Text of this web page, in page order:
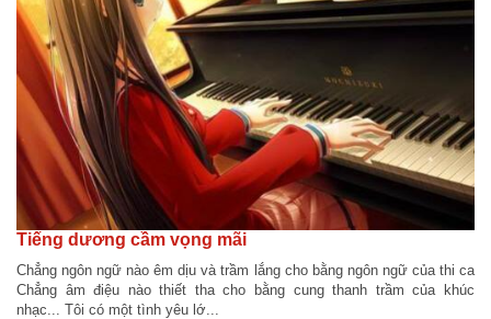
Tiếng dương cầm vọng mãi
Chẳng ngôn ngữ nào êm dịu và trầm lắng cho bằng ngôn ngữ của thi ca
Chẳng âm điệu nào thiết tha cho bằng cung thanh trầm của khúc
nhạc... Tôi có một tình yêu lớ...